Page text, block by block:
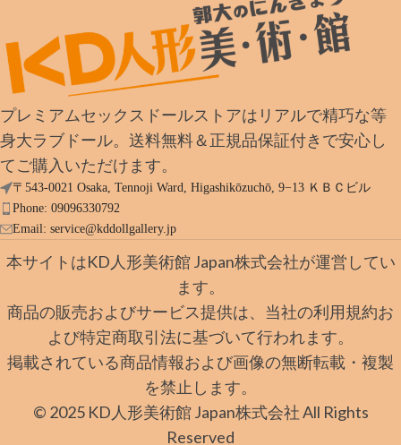
プレミアムセックスドールストアはリアルで精巧な等
身大ラブドール。送料無料＆正規品保証付きで安心し
てご購入いただけます。
〒543-0021 Osaka, Tennoji Ward, Higashikōzuchō, 9−13 ＫＢＣビル
Phone: 09096330792
Email: service@kddollgallery.jp
本サイトはKD人形美術館 Japan株式会社が運営してい
ます。
商品の販売およびサービス提供は、当社の利用規約お
よび特定商取引法に基づいて行われます。
掲載されている商品情報および画像の無断転載・複製
を禁止します。
© 2025 KD人形美術館 Japan株式会社 All Rights
Reserved